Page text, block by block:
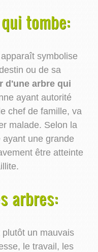
tombe:
symbolise
ou de sa
d'une arbre qui
ayant autorité
chef de famille, va
malade. Selon la
une grande
être atteinte
arbres:
un mauvais
le travail, les